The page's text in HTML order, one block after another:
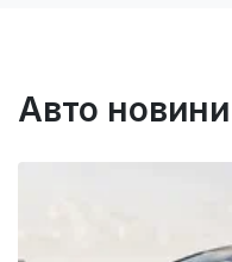
Авто новини